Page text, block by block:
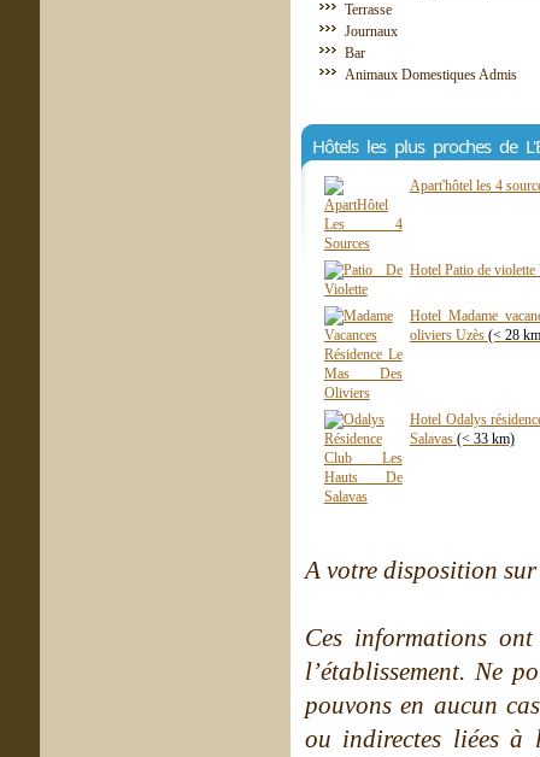
Terrasse
Journaux
Bar
Animaux Domestiques Admis
Hôtels les plus proches de
Apart'hôtel les 4
Hotel Patio de
Hotel Madame
oliviers Uzès (< 28
Hotel Odalys
Salavas (< 33 km)
A votre disposition
Ces informations
l’établissement. Ne
pouvons en aucun
ou indirectes liées à